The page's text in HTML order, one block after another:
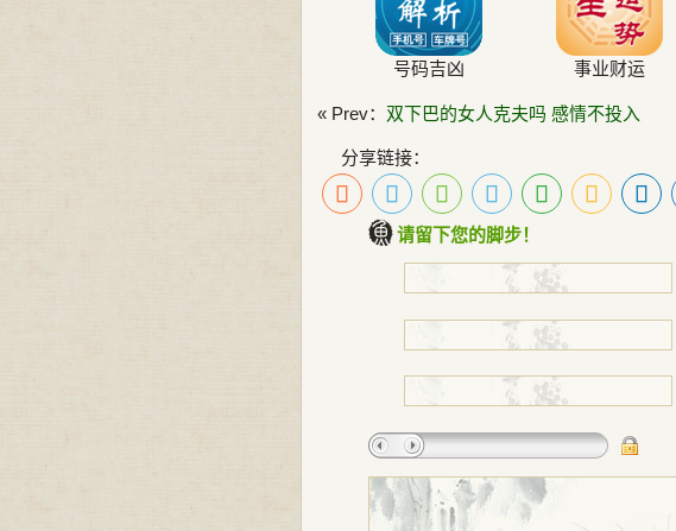
号码吉凶 事业财运
« Prev： 双下巴的女人克夫吗 感情不投入
分享链接：
请留下您的脚步！